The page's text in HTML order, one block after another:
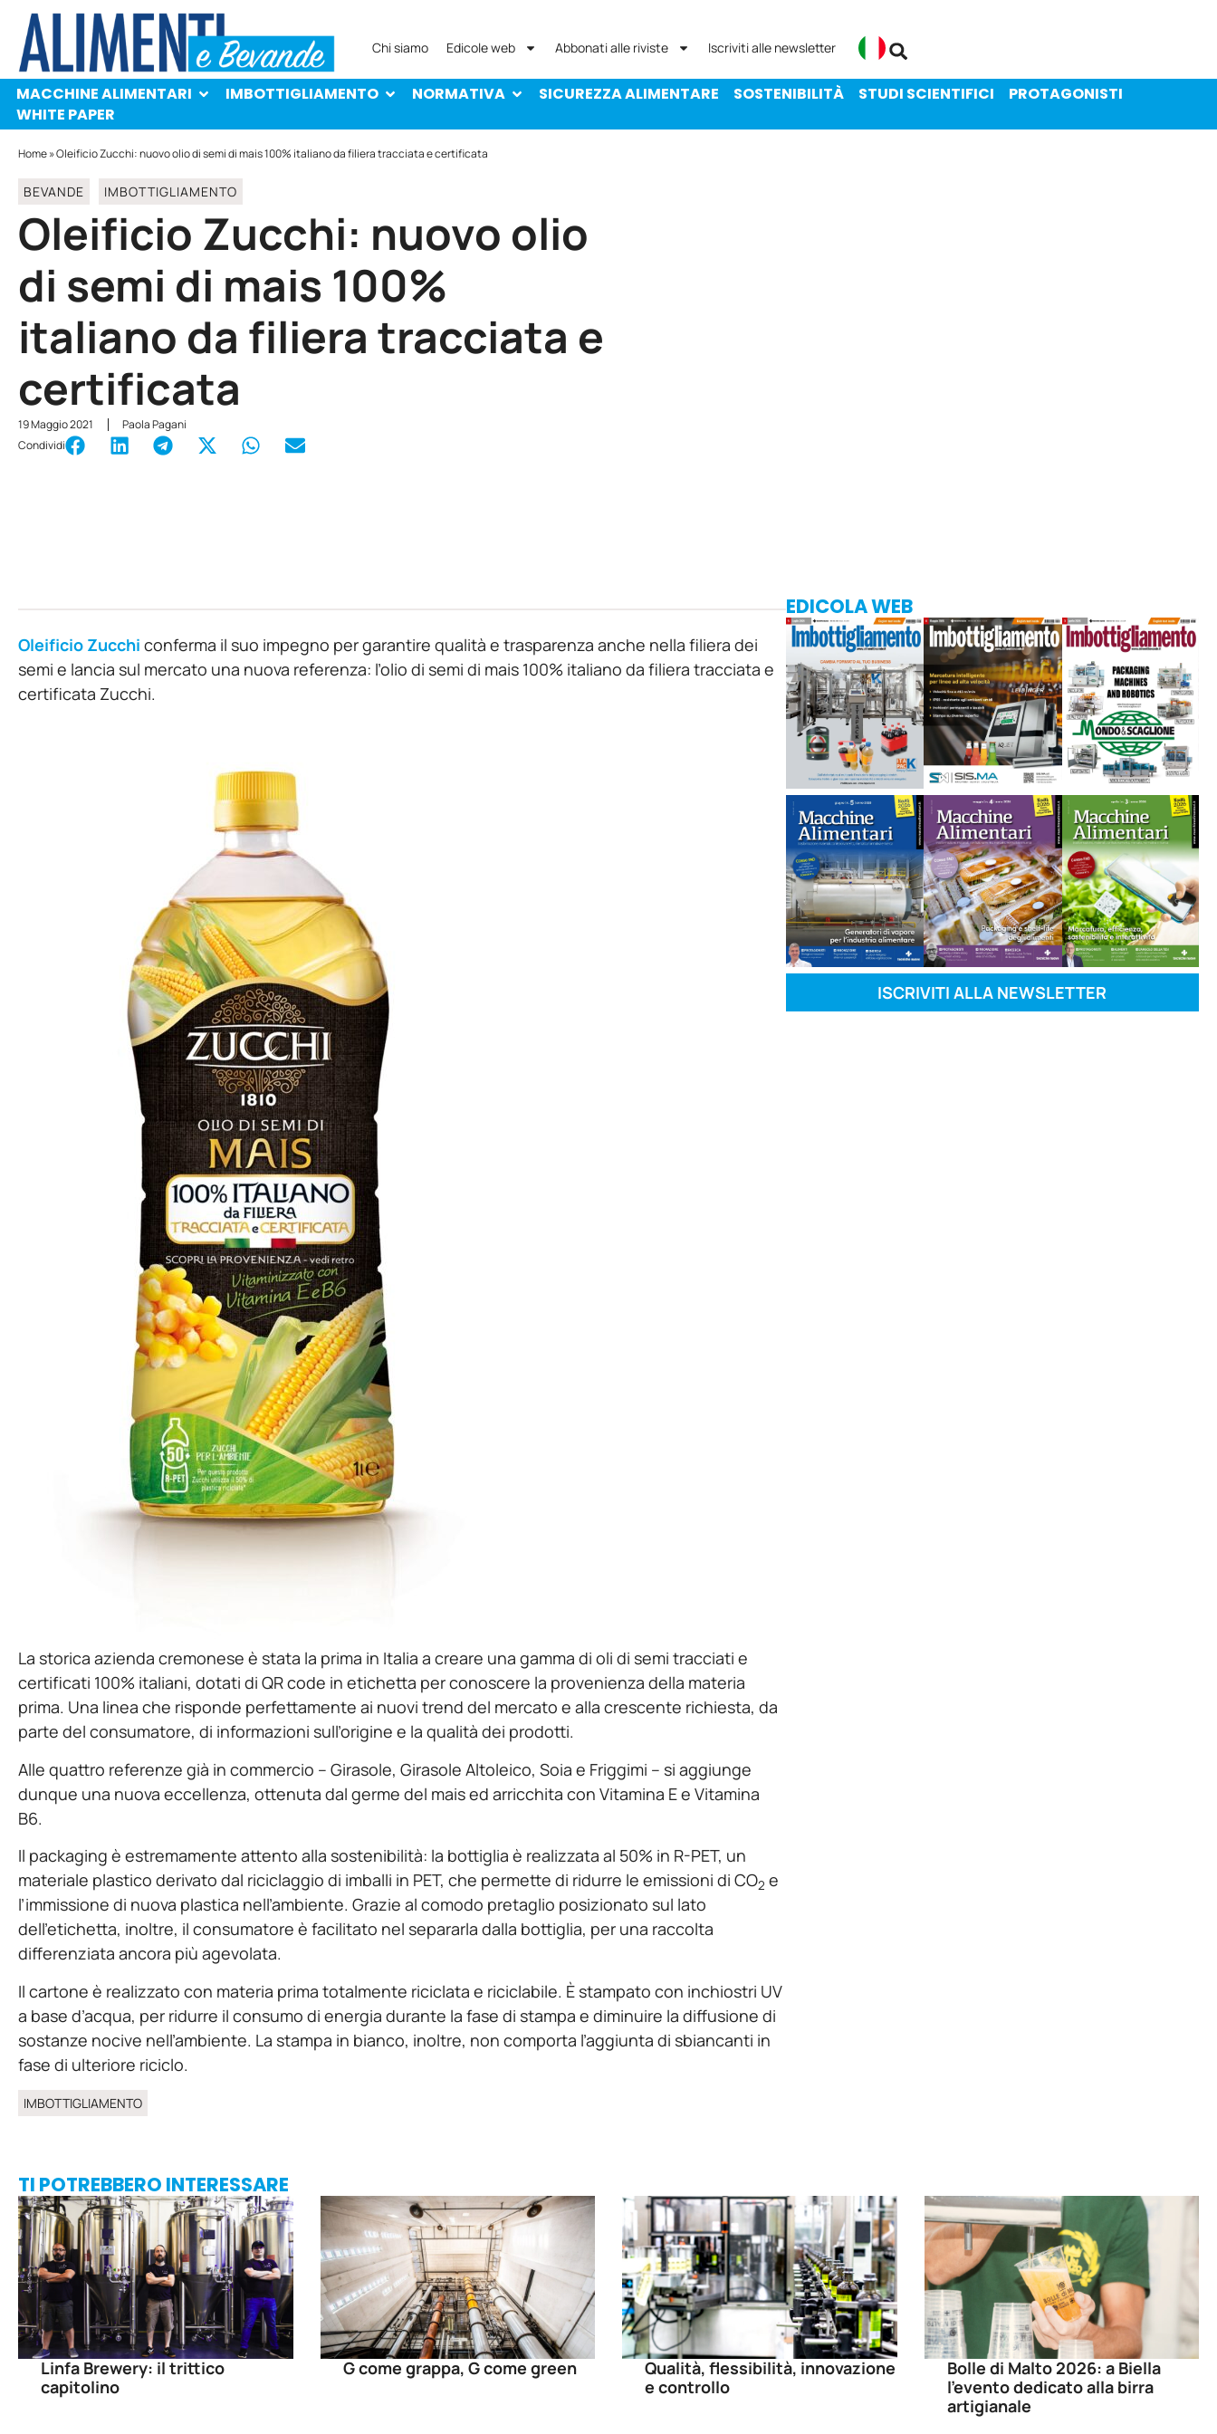
MACCHINE ALIMENTARI
PROTAGONISTI
WHITE PAPER
Chi siamo Edicole web Abbonati alle riviste Iscriviti alle newsletter
MACCHINE ALIMENTARI IMBOTTIGLIAMENTO NORMATIVA SICUREZZA ALIMENTARE SOSTENIBILITÀ STUDI SCIENTIFICI
PROTAGONISTI
WHITE PAPER
Home»Oleificio Zucchi: nuovo olio di semi di mais 100% italiano da filiera tracciata e certificata
BEVANDE IMBOTTIGLIAMENTO
Oleificio Zucchi: nuovo olio
di semi di mais 100%
italiano da filiera tracciata e
certificata
19 Maggio 2021
Paola Pagani
Condividi
Oleificio Zucchi conferma il suo impegno per garantire qualità e trasparenza anche nella filiera dei
semi e lancia sul mercato una nuova referenza: l’olio di semi di mais 100% italiano da filiera tracciata e
certificata Zucchi.
La storica azienda cremonese è stata la prima in Italia a creare una gamma di oli di semi tracciati e
certificati 100% italiani, dotati di QR code in etichetta per conoscere la provenienza della materia
prima. Una linea che risponde perfettamente ai nuovi trend del mercato e alla crescente richiesta, da
parte del consumatore, di informazioni sull’origine e la qualità dei prodotti.
Alle quattro referenze già in commercio – Girasole, Girasole Altoleico, Soia e Friggimi – si aggiunge
dunque una nuova eccellenza, ottenuta dal germe del mais ed arricchita con Vitamina E e Vitamina
B6.
Il packaging è estremamente attento alla sostenibilità: la bottiglia è realizzata al 50% in R-PET, un
materiale plastico derivato dal riciclaggio di imballi in PET, che permette di ridurre le emissioni di CO2 e
l’immissione di nuova plastica nell’ambiente. Grazie al comodo pretaglio posizionato sul lato
dell’etichetta, inoltre, il consumatore è facilitato nel separarla dalla bottiglia, per una raccolta
differenziata ancora più agevolata.
Il cartone è realizzato con materia prima totalmente riciclata e riciclabile. È stampato con inchiostri UV
a base d’acqua, per ridurre il consumo di energia durante la fase di stampa e diminuire la diffusione di
sostanze nocive nell’ambiente. La stampa in bianco, inoltre, non comporta l’aggiunta di sbiancanti in
fase di ulteriore riciclo.
IMBOTTIGLIAMENTO
EDICOLA WEB
ISCRIVITI ALLA NEWSLETTER
TI POTREBBERO INTERESSARE
Linfa Brewery: il trittico
capitolino
G come grappa, G come green
Qualità, flessibilità, innovazione
e controllo
Bolle di Malto 2026: a Biella
l’evento dedicato alla birra
artigianale